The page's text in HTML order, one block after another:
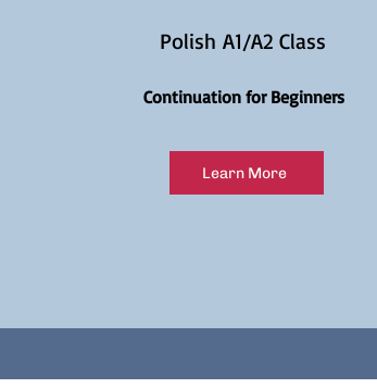
Polish A1/A2 Class
Continuation for Beginners
Learn More